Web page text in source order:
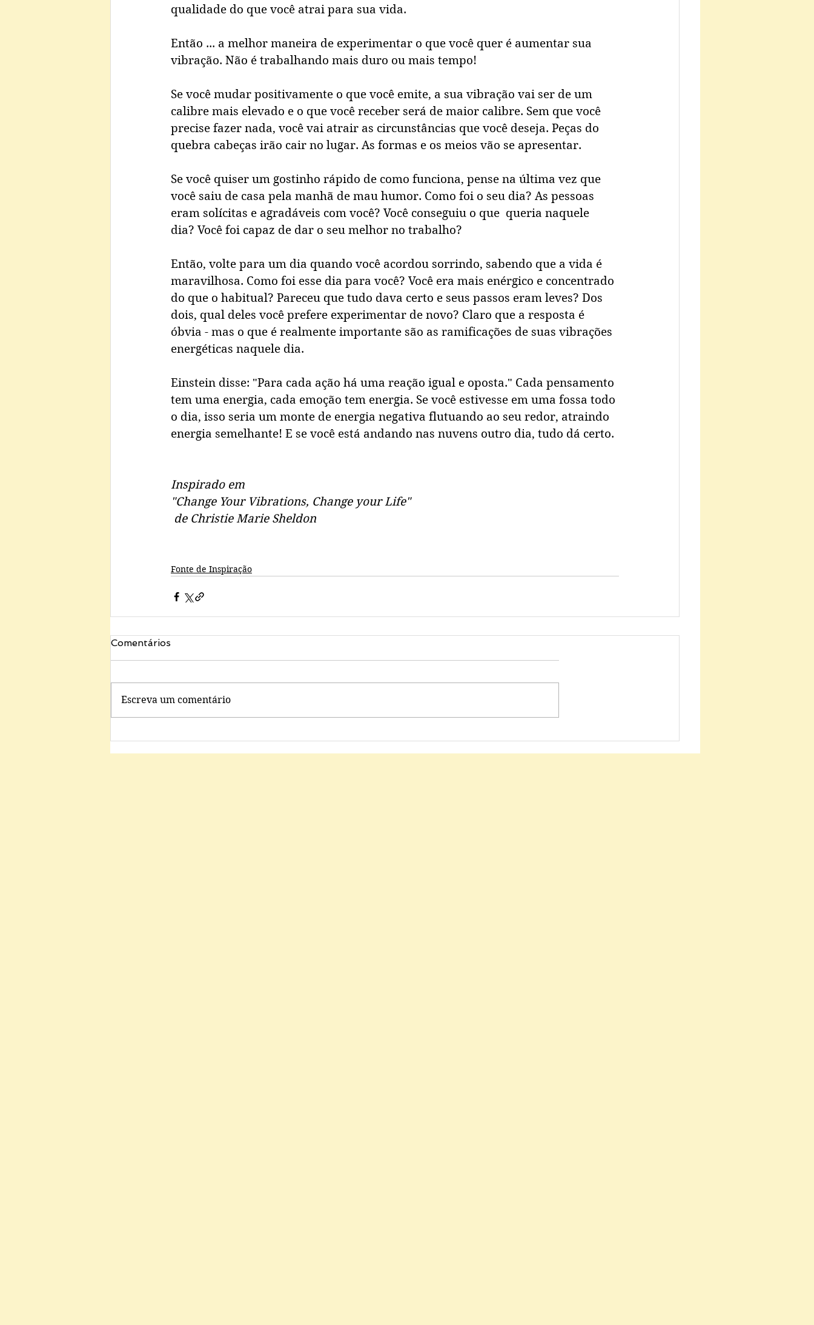
qualidade do que você atrai para sua vida.
Então ... a melhor maneira de experimentar o que você quer é aumentar sua
vibração. Não é trabalhando mais duro ou mais tempo!
Se você mudar positivamente o que você emite, a sua vibração vai ser de um
calibre mais elevado e o que você receber será de maior calibre. Sem que você
precise fazer nada, você vai atrair as circunstâncias que você deseja. Peças do
quebra cabeças irão cair no lugar. As formas e os meios vão se apresentar.
Se você quiser um gostinho rápido de como funciona, pense na última vez que
você saiu de casa pela manhã de mau humor. Como foi o seu dia? As pessoas
eram solícitas e agradáveis com você? Você conseguiu o que  queria naquele
dia? Você foi capaz de dar o seu melhor no trabalho?
Então, volte para um dia quando você acordou sorrindo, sabendo que a vida é
maravilhosa. Como foi esse dia para você? Você era mais enérgico e concentrado
do que o habitual? Pareceu que tudo dava certo e seus passos eram leves? Dos
dois, qual deles você prefere experimentar de novo? Claro que a resposta é
óbvia - mas o que é realmente importante são as ramificações de suas vibrações
energéticas naquele dia.
Einstein disse: "Para cada ação há uma reação igual e oposta." Cada pensamento
tem uma energia, cada emoção tem energia. Se você estivesse em uma fossa todo
o dia, isso seria um monte de energia negativa flutuando ao seu redor, atraindo
energia semelhante! E se você está andando nas nuvens outro dia, tudo dá certo.
Inspirado em
"Change Your Vibrations, Change your Life"
de Christie Marie Sheldon
Fonte de Inspiração
Comentários
Escreva um comentário